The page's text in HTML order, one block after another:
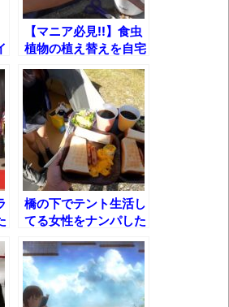
ヤンキーがアジア人にケンカ
ｗｗ」 ほか
山野辺太郎『いつか深い穴に
観に行ったので感想を書きま
あり) 26/07/25
アニメ公式ガイド感想
2026年二級建築士学科試験結
で同じビルの中に入っている
嫁子 [ほのぼの]
【マニア必見!!】食虫
植物の植え替えを自宅
から紹介する獣神ライ
ガーがガチすぎる件ｗ
橋の下でテント生活し
てる女性をナンパした
ら夜明けのコーヒーが
飲めたw